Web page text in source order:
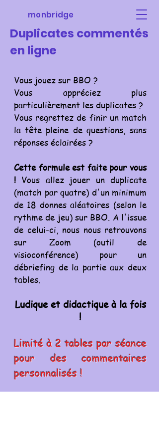
monbridge
Duplicates commentés
en ligne
Vous jouez sur BBO ?
Vous appréciez plus
particulièrement les duplicates ?
Vous regrettez de finir un match
la tête pleine de questions, sans
réponses éclairées ?
Cette formule est faite pour vous
! Vous allez jouer un duplicate
(match par quatre) d'un minimum
de 18 donnes aléatoires (selon le
rythme de jeu) sur BBO. A l'issue
de celui-ci, nous nous retrouvons
sur Zoom (outil de
visioconférence) pour un
débriefing de la partie aux deux
tables.
Ludique et didactique à la fois
!
Limité à 2 tables par séance
pour des commentaires
personnalisés !